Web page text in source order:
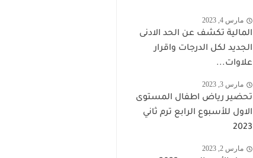
مارس 4, 2023
المالية تكشف عن الحد الادنى
الجديد لكل الدرجات واقرار
علاوات...
مارس 3, 2023
تحضير رياض اطفال المستوى
الاول للأسبوع الرابع ترم ثاني
2023
مارس 2, 2023